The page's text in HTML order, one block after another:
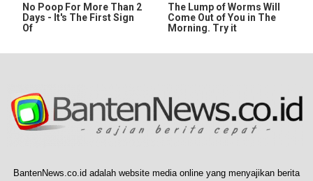
No Poop For More Than 2
Days - It's The First Sign
Of
The Lump of Worms Will
Come Out of You in The
Morning. Try it
BantenNews.co.id adalah website media online yang menyajikan berita